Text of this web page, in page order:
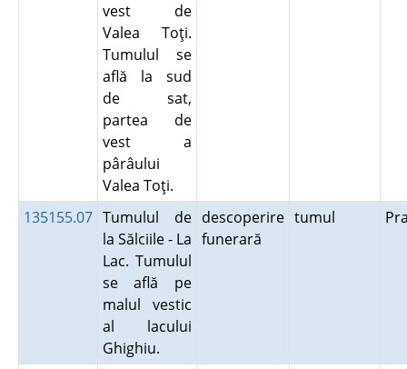
vest de
Valea Toţi.
Tumulul se
află la sud
de sat,
partea de
vest a
pârâului
Valea Toţi.
135155.07 Tumulul de
la Sălciile - La
Lac. Tumulul
se află pe
malul vestic
al lacului
Ghighiu.
descoperire
funerară
tumul